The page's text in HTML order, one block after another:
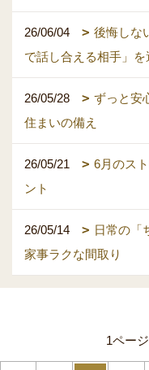
26/06/04
後悔しな
で話し合える相手」を
26/05/28
ずっと安
住まいの備え
26/05/21
6月のス
ント
26/05/14
日常の「
家事ラクな間取り
1ペー